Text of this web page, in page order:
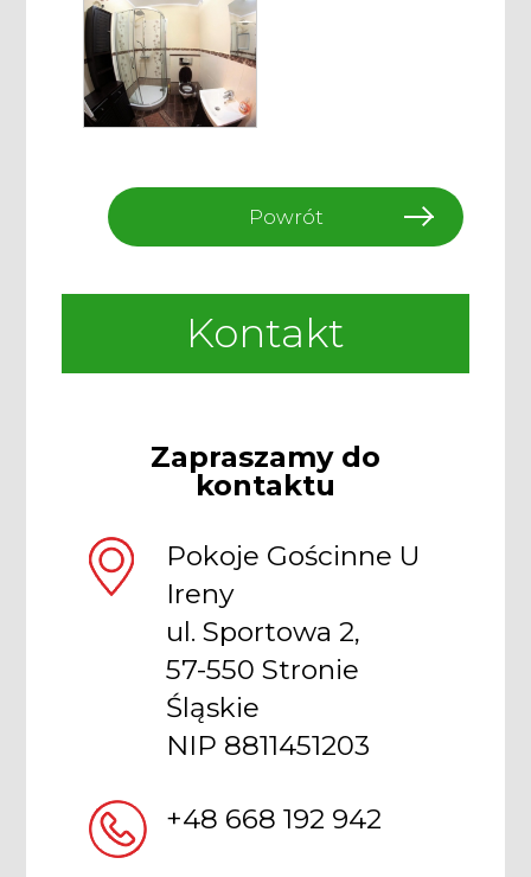
Powrót
Kontakt
Zapraszamy do
kontaktu
Pokoje Gościnne U
Ireny
ul. Sportowa 2,
57-550 Stronie
Śląskie
NIP 8811451203
+48 668 192 942